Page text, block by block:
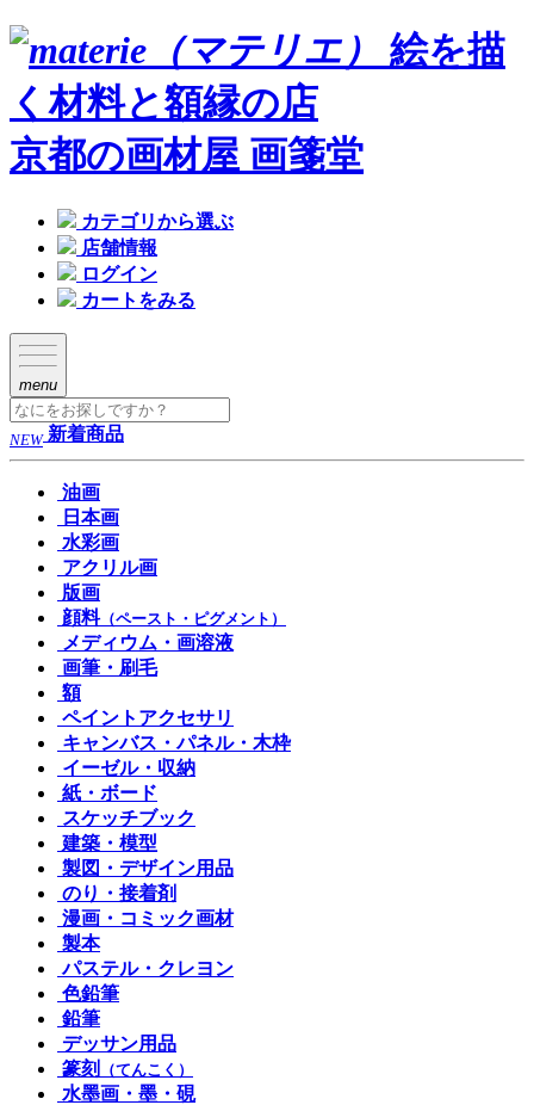
絵を描
く材料と額縁の店
京都の画材屋 画箋堂
カテゴリから選ぶ
店舗情報
ログイン
カートをみる
menu
NEW 新着商品
油画
日本画
水彩画
アクリル画
版画
顔料（ペースト・ピグメント）
メディウム・画溶液
画筆・刷毛
額
ペイントアクセサリ
キャンバス・パネル・木枠
イーゼル・収納
紙・ボード
スケッチブック
建築・模型
製図・デザイン用品
のり・接着剤
漫画・コミック画材
製本
パステル・クレヨン
色鉛筆
鉛筆
デッサン用品
篆刻
（てんこく）
水墨画・墨・硯